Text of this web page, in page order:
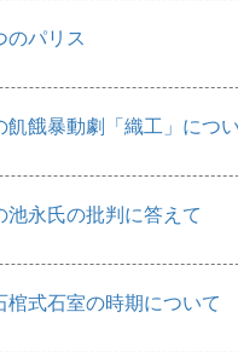
のパリス
餓暴動劇「織工」につ
永氏の批判に答えて
式石室の時期について